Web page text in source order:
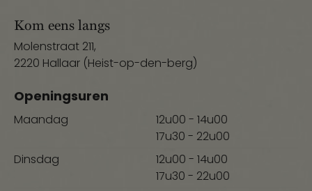
Kom eens langs
Molenstraat 211,
2220 Hallaar (Heist-op-den-berg)
Openingsuren
Maandag
12u00 - 14u00
17u30 - 22u00
Dinsdag
12u00 - 14u00
17u30 - 22u00